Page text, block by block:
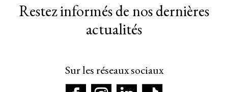
Restez informés de nos dernières
actualités
Sur les réseaux sociaux